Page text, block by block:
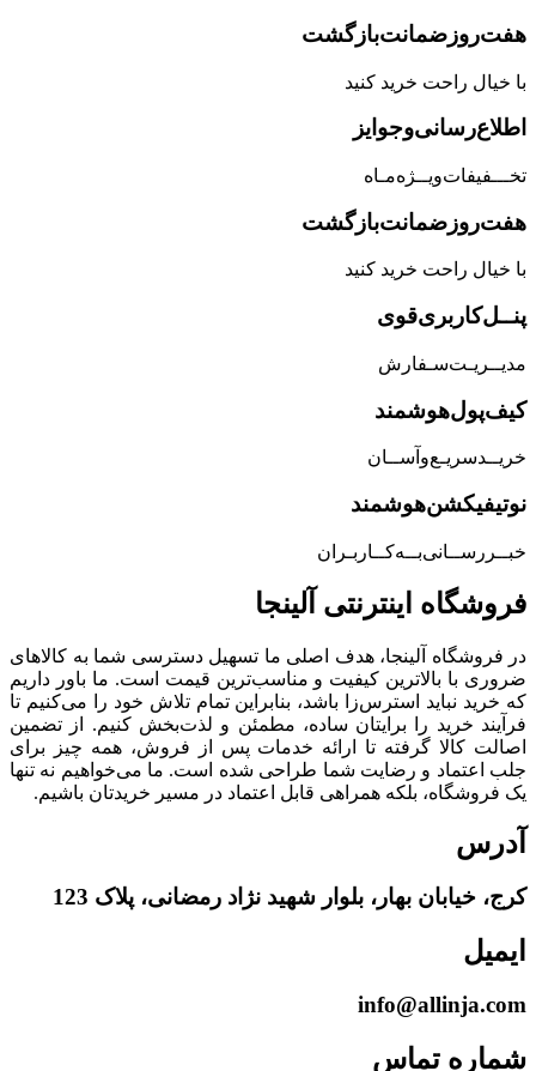
هفت‌روز‌ضمانت‌بازگشت
با خیال راحت خرید کنید
اطلاع‌رسانی‌و‌جوایز
تخـــفیفات‌ویــژه‌مـاه
هفت‌روز‌ضمانت‌بازگشت
با خیال راحت خرید کنید
پنــل‌کاربری‌قوی
مدیــریـت‌سـفارش
کیف‌پول‌هوشمند
خریــد‌سریـع‌و‌آســان
نوتیفیکشن‌هوشمند
خبــررســانی‌بــه‌کــاربـران
فروشگاه‌ اینترنتی‌ آلینجا
در فروشگاه آلینجا، هدف اصلی ما تسهیل دسترسی شما به کالاهای
ضروری با بالاترین کیفیت و مناسب‌ترین قیمت است. ما باور داریم
که خرید نباید استرس‌زا باشد، بنابراین تمام تلاش خود را می‌کنیم تا
فرآیند خرید را برایتان ساده، مطمئن و لذت‌بخش کنیم. از تضمین
اصالت کالا گرفته تا ارائه خدمات پس از فروش، همه چیز برای
جلب اعتماد و رضایت شما طراحی شده است. ما می‌خواهیم نه تنها
یک فروشگاه، بلکه همراهی قابل اعتماد در مسیر خریدتان باشیم.
آدرس
کرج، خیابان بهار، بلوار شهید نژاد رمضانی، پلاک 123
ایمیل
info@allinja.com
شماره تماس